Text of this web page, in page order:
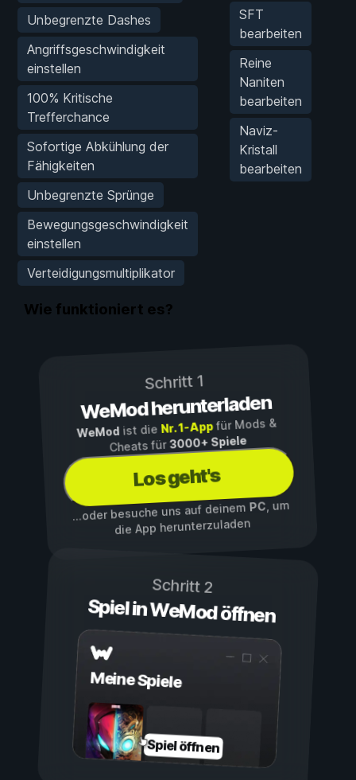
Unbegrenzte Dashes
Angriffsgeschwindigkeit
einstellen
100% Kritische
Trefferchance
Sofortige Abkühlung der
Fähigkeiten
Unbegrenzte Sprünge
Bewegungsgeschwindigkeit
einstellen
Verteidigungsmultiplikator
SFT
bearbeiten
Reine
Naniten
bearbeiten
Naviz-
Kristall
bearbeiten
Wie funktioniert es?
Schritt 1
WeMod herunterladen
WeMod ist die Nr. 1-Appfür Mods &
Cheats für3000+ Spiele
Los geht's
...oder besuche uns auf deinemPC, um
die App herunterzuladen
Schritt 2
Spiel in WeMod öffnen
Meine Spiele
Spiel öffnen